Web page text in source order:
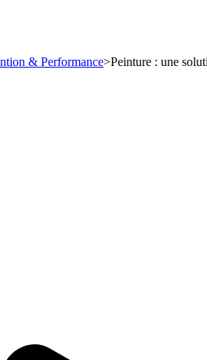
& Performance>Peinture : une